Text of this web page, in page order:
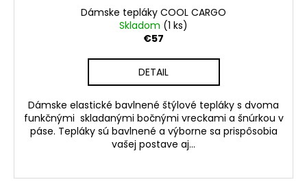
Dámske tepláky COOL CARGO
Skladom (1 ks)
€57
DETAIL
Dámske elastické bavlnené štýlové tepláky s dvoma
funkčnými skladanými bočnými vreckami a šnúrkou v
páse. Tepláky sú bavlnené a výborne sa prispôsobia
vašej postave aj...